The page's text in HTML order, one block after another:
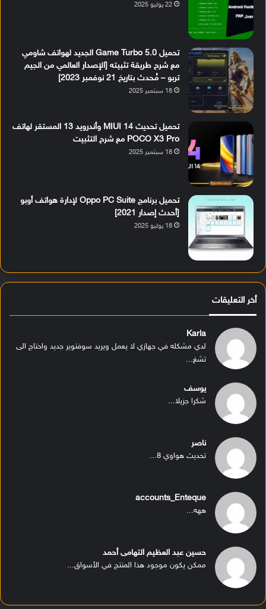
22 يوليو 2025
تحميل Game Turbo 5.0 الجديد لهواتف شاومي
مع شرح طريقة تثبيته [الإصدار العالمي من الجيم
تربو – مُحدث بتاريخ 21 نوفمبر 2023]
18 سبتمبر 2025
تحميل تحديث MIUI 14 وأندرويد 13 المستقر لهاتف
POCO X3 Pro مع شرح التثبيت
18 سبتمبر 2025
تحميل برنامج Oppo PC Suite لإدارة هواتف أوبو
[أحدث إصدار 2021]
18 يوليو 2025
أخر التعليقات
Karla
لدي مشكله في جهازي لا يعمل ويريد سوفتوير جديد واحتاج الى
تشغ...
يوسف
شكرا جزيلا...
ناصر
تحديث هواوي 8...
accounts_Enteque
ههه...
حسين عبد العظيم التهامى أحمد
ممكن يكون موجود هذا المنتج في الأسواق...